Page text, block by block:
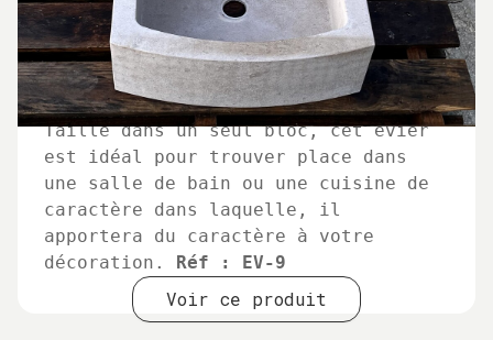
Taillé dans un seul bloc, cet évier
est idéal pour trouver place dans
une salle de bain ou une cuisine de
caractère dans laquelle, il
apportera du caractère à votre
décoration. Réf : EV-9
Voir ce produit